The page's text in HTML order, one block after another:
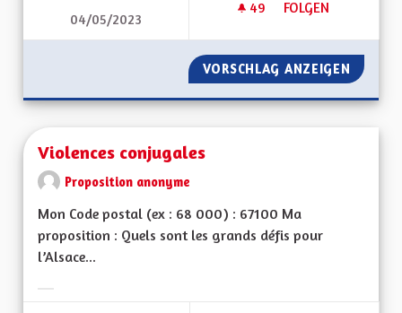
04/05/2023
49 49 FOLLOWER
FOLGEN
VIREZ MOI CE
VORSCHLAG ANZEIGEN VIREZ
Violences conjugales
Proposition anonyme
Mon Code postal (ex : 68 000) : 67100 Ma
proposition : Quels sont les grands défis pour
l’Alsace...